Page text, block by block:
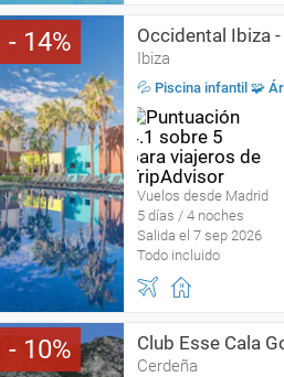
14 Occidental Ibiza
Ibiza
💦 Piscina infantil 🧩
Vuelos desde Madrid
5 días / 4 noches
Salida el 7 sep 2026
Todo incluido
10 Club Esse Cala
Cerdeña